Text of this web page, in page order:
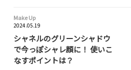
Make Up
2024.05.19
シャネルのグリーンシャドウ
で今っぽシャレ顔に！ 使いこ
なすポイントは？